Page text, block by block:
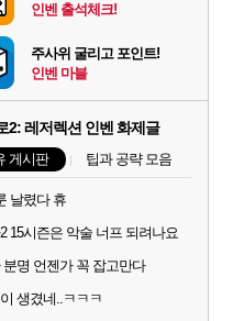
인벤 출석체크!
주사위 굴리고 포인트!
인벤 마블
2: 레저렉션 인벤 화제글
게시판 팁과 공략 모음
날렸다 휴
15시즌은 악술 너프 되려나요
분명 언젠가 꼭 잡고만다
생겼네..ㅋㅋㅋ